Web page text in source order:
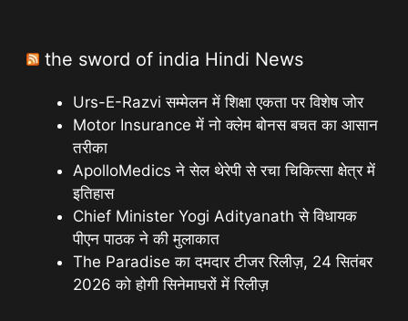
the sword of india Hindi News
Urs-E-Razvi सम्मेलन में शिक्षा एकता पर विशेष जोर
Motor Insurance में नो क्लेम बोनस बचत का आसान
तरीका
ApolloMedics ने सेल थेरेपी से रचा चिकित्सा क्षेत्र में
इतिहास
Chief Minister Yogi Adityanath से विधायक
पीएन पाठक ने की मुलाकात
The Paradise का दमदार टीजर रिलीज़, 24 सितंबर
2026 को होगी सिनेमाघरों में रिलीज़